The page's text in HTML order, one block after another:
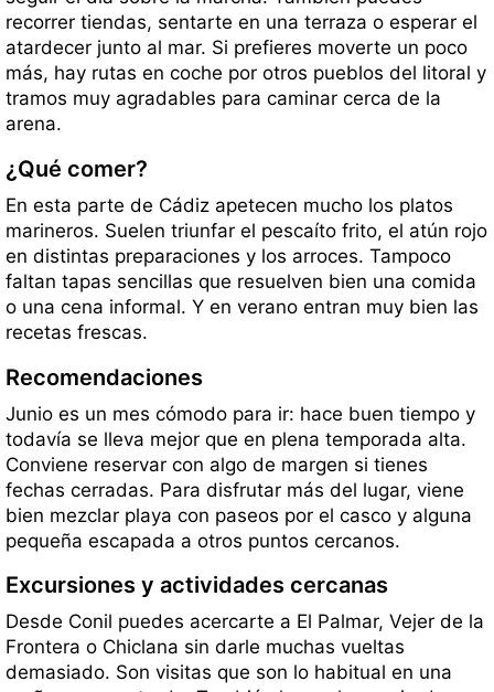
recorrer tiendas, sentarte en una terraza o esperar el
atardecer junto al mar. Si prefieres moverte un poco
más, hay rutas en coche por otros pueblos del litoral y
tramos muy agradables para caminar cerca de la
arena.
¿Qué comer?
En esta parte de Cádiz apetecen mucho los platos
marineros. Suelen triunfar el pescaíto frito, el atún rojo
en distintas preparaciones y los arroces. Tampoco
faltan tapas sencillas que resuelven bien una comida
o una cena informal. Y en verano entran muy bien las
recetas frescas.
Recomendaciones
Junio es un mes cómodo para ir: hace buen tiempo y
todavía se lleva mejor que en plena temporada alta.
Conviene reservar con algo de margen si tienes
fechas cerradas. Para disfrutar más del lugar, viene
bien mezclar playa con paseos por el casco y alguna
pequeña escapada a otros puntos cercanos.
Excursiones y actividades cercanas
Desde Conil puedes acercarte a El Palmar, Vejer de la
Frontera o Chiclana sin darle muchas vueltas
demasiado. Son visitas que son lo habitual en una